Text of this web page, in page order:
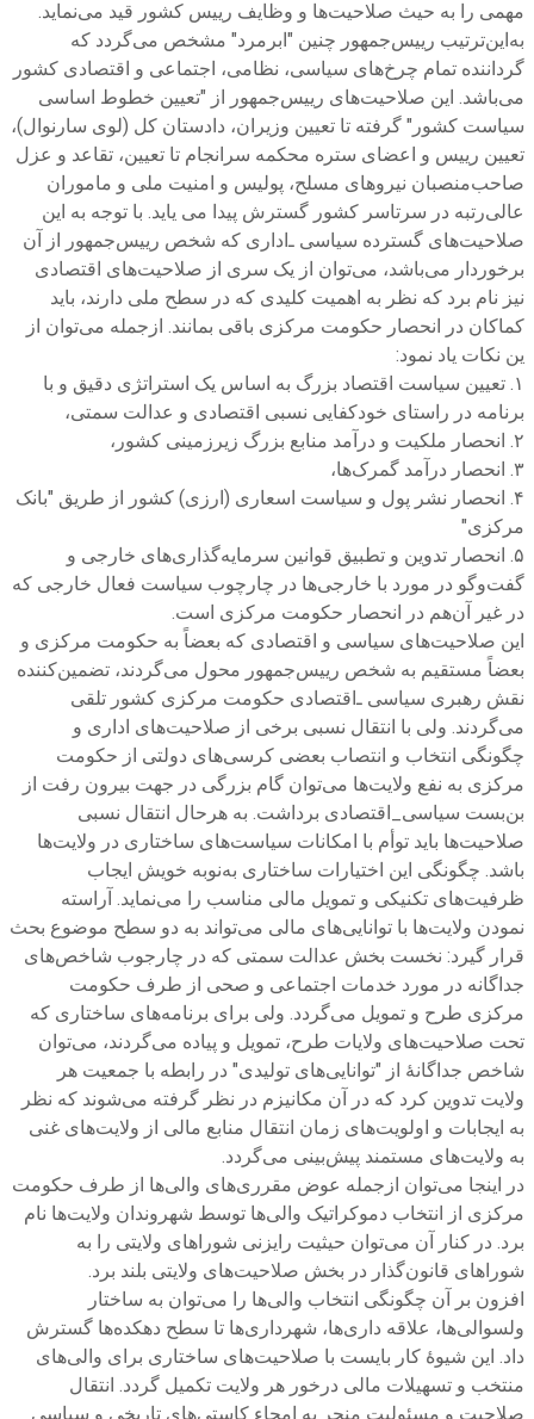
مهمی را به حیث صلاحیت‌ها و وظایف رییس کشور قید می‌نماید.
به‌این‌ترتیب رییس‌جمهور چنین "ابرمرد" مشخص می‌گردد که
گرداننده تمام چرخ‌های سیاسی، نظامی، اجتماعی و اقتصادی کشور
می‌باشد. این صلاحیت‌های رییس‌جمهور از "تعیین خطوط اساسی
سیاست کشور" گرفته تا تعیین وزیران، دادستان کل (لوی سارنوال)،
تعیین رییس و اعضای ستره محکمه سرانجام تا تعیین، تقاعد و عزل
صاحب‌منصبان نیروهای مسلح، پولیس و امنیت ملی و ماموران
عالی‌رتبه در سرتاسر کشور گسترش پیدا می یاید. با توجه به این
صلاحیت‌های گسترده سیاسی‌ ـ‌اداری که شخص رییس‌جمهور از آن
برخوردار می‌باشد، می‌توان از یک سری از صلاحیت‌های اقتصادی
نیز نام برد که نظر به اهمیت کلیدی که در سطح ملی دارند، باید
کماکان در انحصار حکومت مرکزی باقی بمانند. ازجمله می‌توان از
ین نکات یاد نمود:
۱. تعیین سیاست اقتصاد بزرگ به اساس یک استراتژی دقیق و با
برنامه در راستای خودکفایی نسبی اقتصادی و عدالت سمتی،
۲. انحصار ملکیت و درآمد منابع بزرگ زیرزمینی کشور،
۳. انحصار درآمد گمرک‌ها،
۴. انحصار نشر پول و سیاست اسعاری (ارزی) کشور از طریق "بانک
مرکزی"
۵. انحصار تدوین و تطبیق قوانین سرمایه‌گذاری‌های خارجی و
گفت‌وگو در مورد با خارجی‌ها در چارچوب سیاست فعال خارجی که
در غیر آن‌هم در انحصار حکومت مرکزی است.
این صلاحیت‌های سیاسی و اقتصادی که بعضاً به حکومت مرکزی و
بعضاً مستقیم به شخص رییس‌جمهور محول می‌گردند، تضمین‌کننده
نقش رهبری سیاسی‌ ـ‌اقتصادی حکومت مرکزی کشور تلقی
می‌گردند. ولی با انتقال نسبی برخی از صلاحیت‌های اداری و
چگونگی انتخاب و انتصاب بعضی کرسی‌های دولتی از حکومت
مرکزی به نفع ولایت‌ها می‌توان گام بزرگی در جهت بیرون رفت از
بن‌بست سیاسی_اقتصادی برداشت. به هرحال انتقال نسبی
صلاحیت‌ها باید توأم با امکانات سیاست‌های ساختاری در ولایت‌ها
باشد. چگونگی این اختیارات ساختاری به‌نوبه خویش ایجاب
ظرفیت‌های تکنیکی و تمویل مالی مناسب را می‌نماید. آراسته
نمودن ولایت‌ها با توانایی‌های مالی می‌تواند به دو سطح موضوع بحث
قرار گیرد: نخست بخش عدالت سمتی که در چارجوب شاخص‌های
جداگانه در مورد خدمات اجتماعی و صحی از طرف حکومت
مرکزی طرح و تمویل می‌گردد. ولی برای برنامه‌های ساختاری که
تحت صلاحیت‌های ولایات طرح، تمویل و پیاده می‌گردند، می‌توان
شاخص جداگانۀ از "توانایی‌های تولیدی" در رابطه با جمعیت هر
ولایت تدوین کرد که در آن مکانیزم در نظر گرفته می‌شوند که نظر
به ایجابات و اولویت‌های زمان انتقال منابع مالی از ولایت‌های غنی
به ولایت‌های مستمند پیش‌بینی می‌گردد.
در اینجا می‌توان ازجمله عوض مقرری‌های والی‌ها از طرف حکومت
مرکزی از انتخاب دموکراتیک والی‌ها توسط شهروندان ولایت‌ها نام
برد. در کنار آن می‌توان حیثیت رایزنی شوراهای ولایتی را به
شوراهای قانون‌گذار در بخش صلاحیت‌های ولایتی بلند برد.
افزون بر آن چگونگی انتخاب والی‌ها را می‌توان به ساختار
ولسوالی‌ها، علاقه داری‌ها، شهرداری‌ها تا سطح دهکده‌ها گسترش
داد. این شیوۀ کار بایست با صلاحیت‌های ساختاری برای والی‌های
منتخب و تسهیلات مالی درخور هر ولایت تکمیل گردد. انتقال
صلاحیت و مسئولیت منجر به امحاء کاستی‌های تاریخی و سیاسی